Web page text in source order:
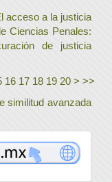
acceso a la justicia
Ciencias Penales:
de justicia
16 17 18 19 20 > >>
similitud avanzada